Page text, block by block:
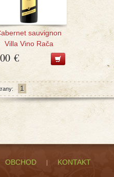
sauvignon
Villa Vino Rača
€
1
OBCHOD KONTAKT